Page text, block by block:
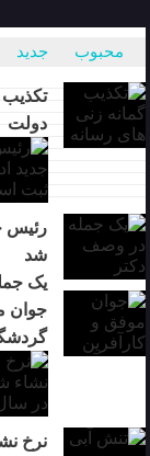
محبوب جدید
دولت
رئیس
شد
یک
جوان
نرخ